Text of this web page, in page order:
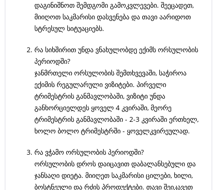
დაგინიშნოთ შემდგომი გამოკვლევები. შეეცადეთ,
მიიღოთ საკმარისი დასვენება და თავი აარიდოთ
სტრესულ სიტუაციებს.
რა სიხშირით უნდა ვნახულობდე ექიმს ორსულობის
პერიოდში?
ჯანმრთელი ორსულობის შემთხვევაში, საჭიროა
ექიმის რეგულარული ვიზიტები. პირველი
ტრიმესტრის განმავლობაში, ვიზიტი უნდა
განხორციელდეს ყოველ 4 კვირაში, მეორე
ტრიმესტრის განმავლობაში - 2-3 კვირაში ერთხელ,
ხოლო ბოლო ტრიმესტრში - ყოველკვირეულად.
რა ვჭამო ორსულობის პერიოდში?
ორსულობის დროს დაიცავით დაბალანსებული და
ჯანსაღი დიეტა. მიიღეთ საკმარისი ცილები, ხილი,
ბოსტნეული და რძის პროდუქტები. თავი შეიკავეთ